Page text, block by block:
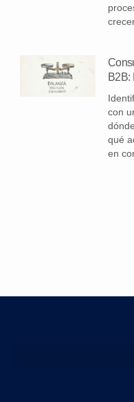
B2B:
con
qué
en